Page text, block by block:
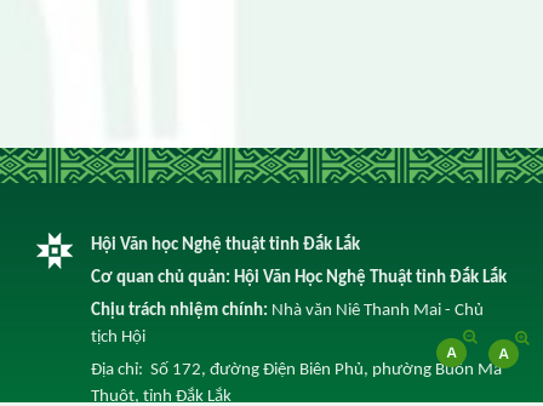
Hội Văn học Nghệ thuật tỉnh Đắk Lắk
Cơ quan chủ quản: Hội Văn Học Nghệ Thuật tỉnh Đắk Lắk
Chịu trách nhiệm chính: Nhà văn Niê Thanh Mai - Chủ
tịch Hội
Địa chỉ: Số 172, đường Điện Biên Phủ, phường Buôn Ma
Thuột, tỉnh Đắk Lắk